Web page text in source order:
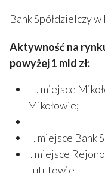
Bank Spółdzielczy
Aktywność na
powyżej 1 mld zł:
III. miejsce
Mikołowie;
II. miejsce Bank
I. miejsce
Lututowie.